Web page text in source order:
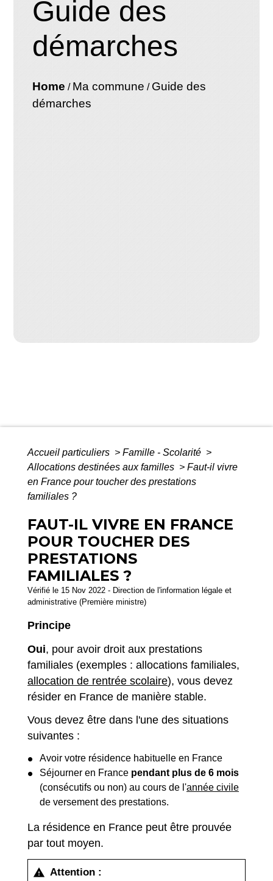
Guide des
démarches
Home / Ma commune / Guide des
démarches
Accueil particuliers > Famille - Scolarité >
Allocations destinées aux familles > Faut-il vivre
en France pour toucher des prestations
familiales ?
FAUT-IL VIVRE EN FRANCE
POUR TOUCHER DES
PRESTATIONS
FAMILIALES ?
Vérifié le 15 Nov 2022 - Direction de l'information légale et
administrative (Première ministre)
Principe
Oui, pour avoir droit aux prestations
familiales (exemples : allocations familiales,
allocation de rentrée scolaire), vous devez
résider en France de manière stable.
Vous devez être dans l'une des situations
suivantes :
Avoir votre résidence habituelle en France
Séjourner en France pendant plus de 6 mois
(consécutifs ou non) au cours de l'année civile
de versement des prestations.
La résidence en France peut être prouvée
par tout moyen.
warning Attention :